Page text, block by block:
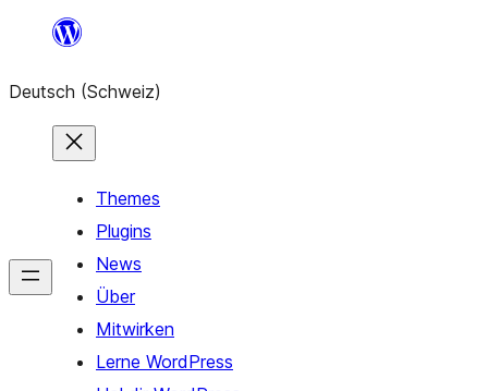
springen
Deutsch (Schweiz)
Themes
Plugins
News
Über
Mitwirken
Lerne WordPress